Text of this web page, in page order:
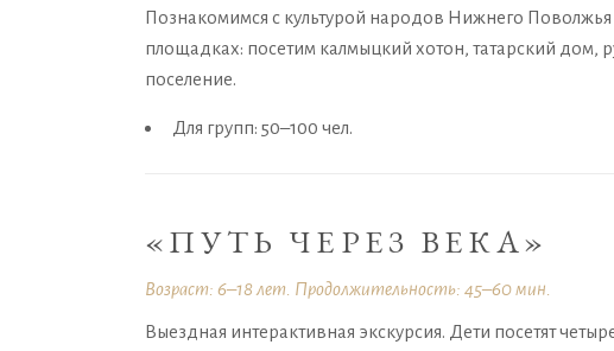
Познакомимся с культурой народов Нижнего Поволжья
площадках: посетим калмыцкий хотон, татарский дом,
поселение.
Для групп: 50–100 чел.
«ПУТЬ ЧЕРЕЗ ВЕКА»
Возраст: 6–18 лет. Продолжительность: 45–60 мин.
Выездная интерактивная экскурсия. Дети посетят